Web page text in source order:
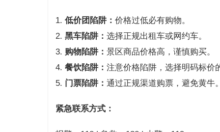
1. 低价团陷阱： 价格过低必有购物。
2. 黑车陷阱： 选择正规出租车或网约车。
3. 购物陷阱： 景区商品价格高，谨慎购买。
4. 餐饮陷阱： 注意价格陷阱，选择明码标价
5. 门票陷阱： 通过正规渠道购票，避免黄牛。
紧急联系方式：